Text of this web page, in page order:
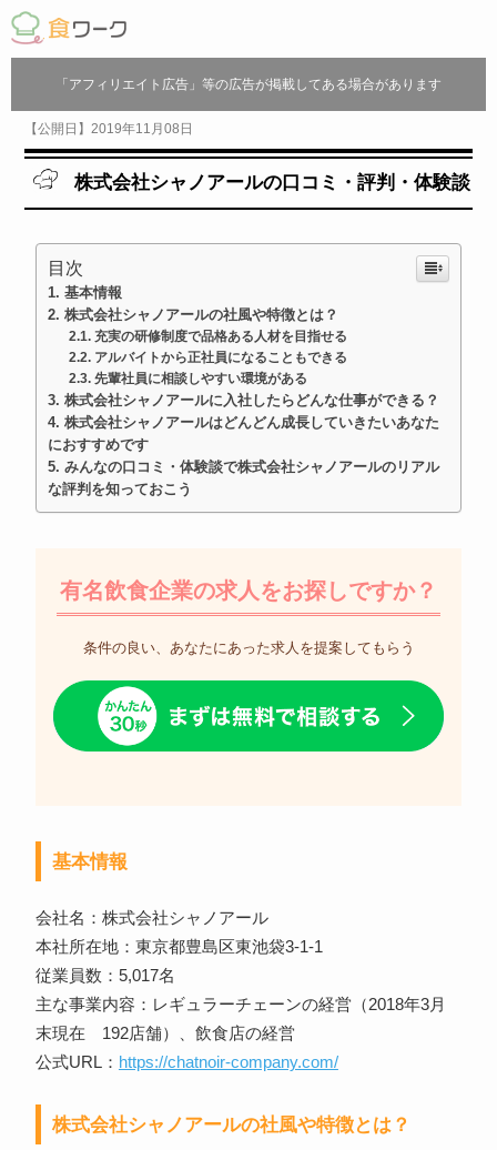
「アフィリエイト広告」等の広告が掲載してある場合があります
【公開日】2019年11月08日
株式会社シャノアールの口コミ・評判・体験談
目次
基本情報
株式会社シャノアールの社風や特徴とは？
充実の研修制度で品格ある人材を目指せる
アルバイトから正社員になることもできる
先輩社員に相談しやすい環境がある
株式会社シャノアールに入社したらどんな仕事ができる？
株式会社シャノアールはどんどん成長していきたいあなた
におすすめです
みんなの口コミ・体験談で株式会社シャノアールのリアル
な評判を知っておこう
有名飲食企業の求人をお探しですか？
条件の良い、あなたにあった求人を提案してもらう
基本情報
会社名：株式会社シャノアール
本社所在地：東京都豊島区東池袋3-1-1
従業員数：5,017名
主な事業内容：レギュラーチェーンの経営（2018年3月
末現在 192店舗）、飲食店の経営
公式URL： https://chatnoir-company.com/
株式会社シャノアールの社風や特徴とは？